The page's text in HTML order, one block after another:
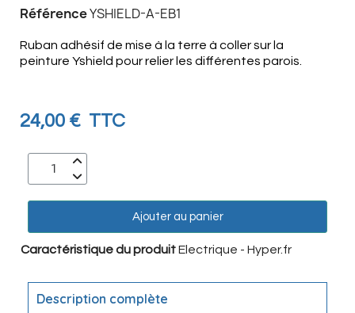
RéférenceYSHIELD-A-EB1
Ruban adhésif de mise à la terre à coller sur la
peinture Yshield pour relier les différentes parois.
24,00 € TTC
Ajouter au panier
Caractéristique du produitElectrique - Hyper.fr
Description complète